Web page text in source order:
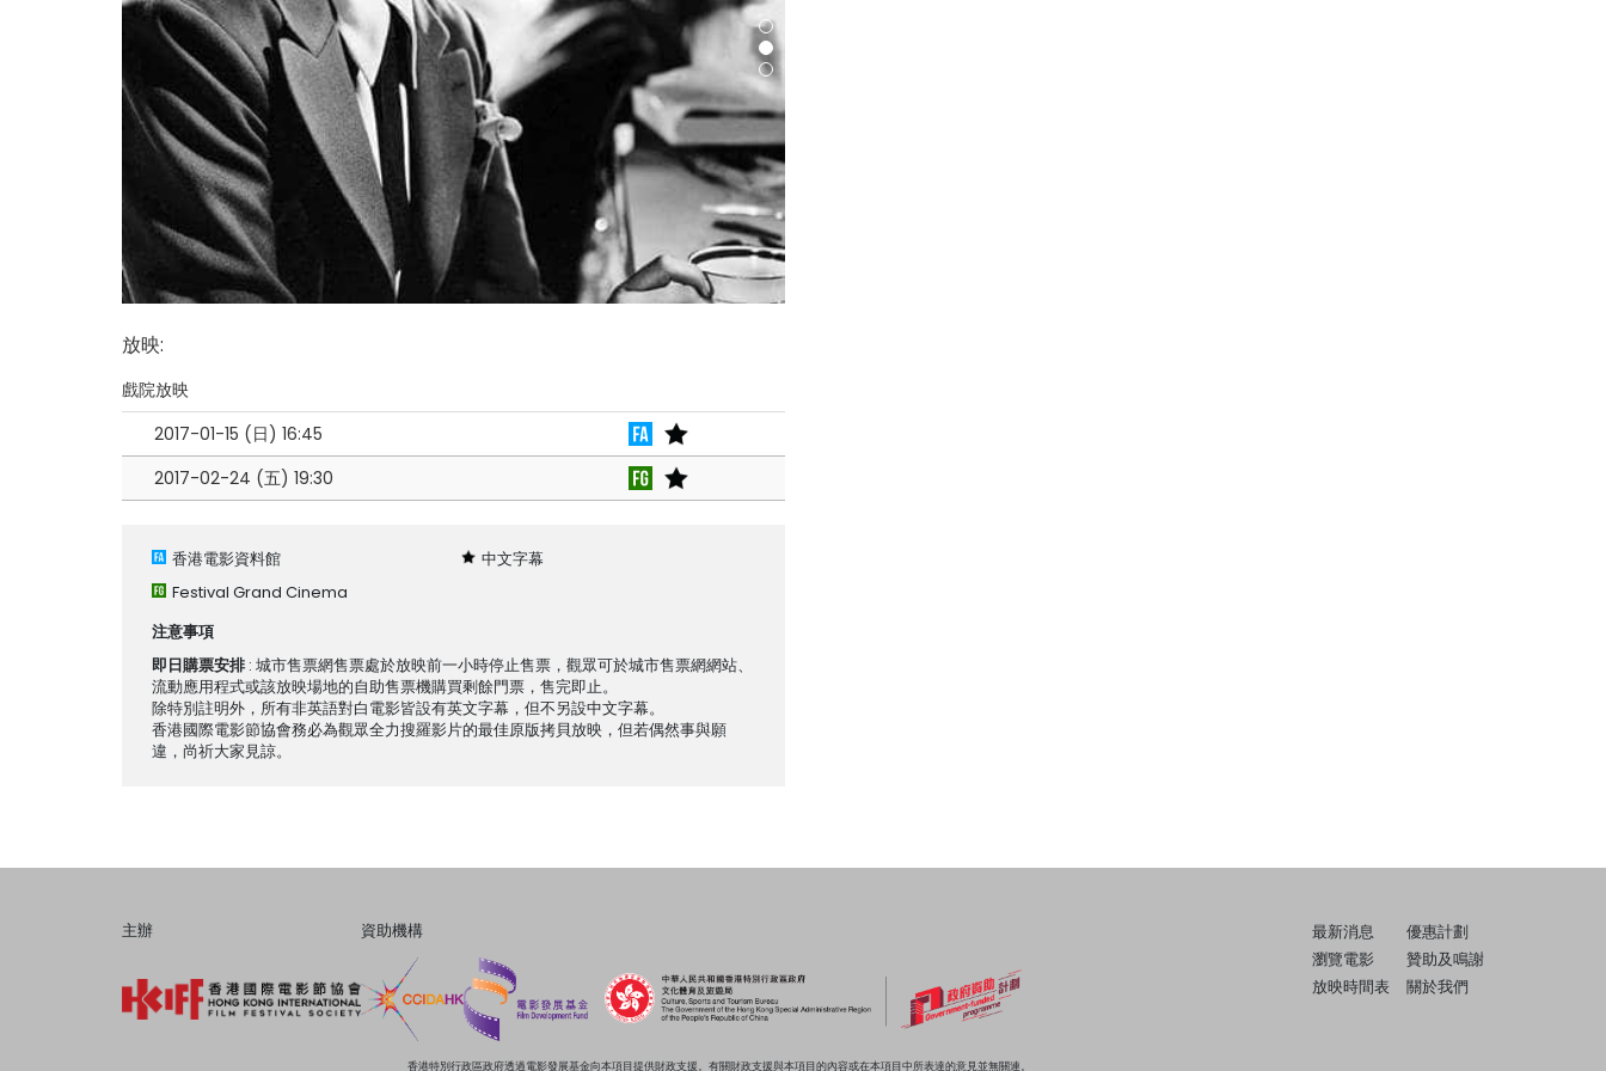
放映:
戲院放映
2017-01-15 (日) 16:45
2017-02-24 (五) 19:30
香港電影資料館
Festival Grand Cinema
中文字幕
注意事項
即日購票安排 : 城市售票網售票處於放映前一小時停止售票，觀眾可於城市售票網網站、
流動應用程式或該放映場地的自助售票機購買剩餘門票，售完即止。
除特別註明外，所有非英語對白電影皆設有英文字幕，但不另設中文字幕。
香港國際電影節協會務必為觀眾全力搜羅影片的最佳原版拷貝放映，但若偶然事與願
違，尚祈大家見諒。
主辦 資助機構
最新消息
瀏覽電影
放映時間表
優惠計劃
贊助及鳴謝
關於我們
香港特別行政區政府透過電影發展基金向本項目提供財政支援。有關財政支援與本項目的內容或在本項目中所表達的意見並無關連。